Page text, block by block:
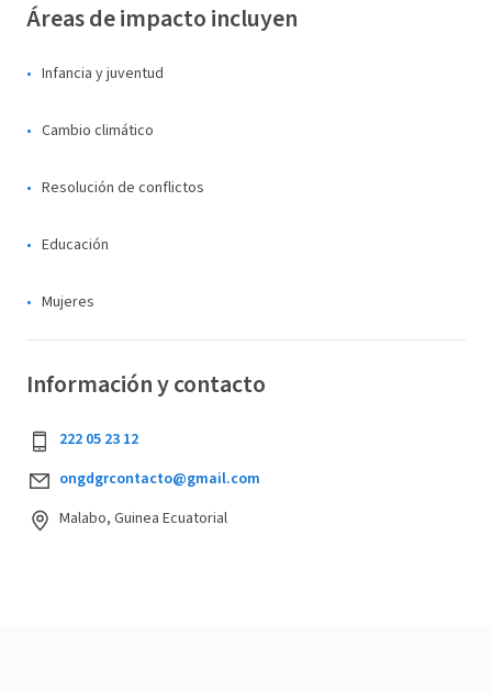
Áreas de impacto incluyen
Infancia y juventud
Cambio climático
Resolución de conflictos
Educación
Mujeres
Información y contacto
222 05 23 12
ongdgrcontacto@gmail.com
Malabo, Guinea Ecuatorial